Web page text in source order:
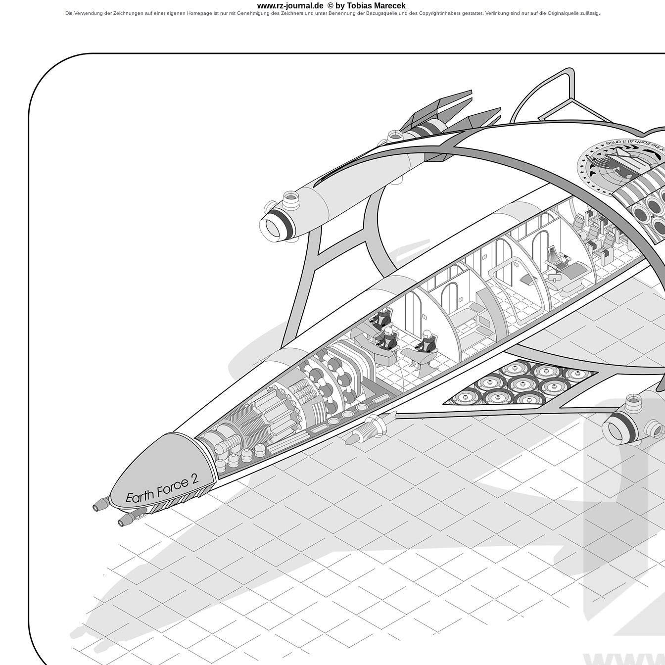
www.rz-journal.de © by Tobias Marecek
Die Verwendung der Zeichnungen auf einer eigenen Homepage ist nur mit Genehmigung des Zeichners und unter Benennung der Bezugsquelle und des Copyrightinhabers gestattet. Verlinkung sind nur auf die Originalquelle zulässig.